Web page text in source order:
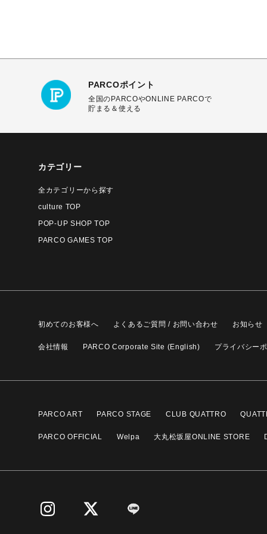
PARCOポイント
全国のPARCOやONLINE PARCOで
貯まる＆使える
カテゴリー
全カテゴリーから探す
culture TOP
POP-UP SHOP TOP
PARCO GAMES TOP
初めてのお客様へ よくあるご質問 / お問い合わせ お知らせ
会社情報 PARCO Corporate Site (English) プライバシー
PARCO ART PARCO STAGE CLUB QUATTRO
PARCO OFFICIAL Welpa 大丸松坂屋ONLINE STORE